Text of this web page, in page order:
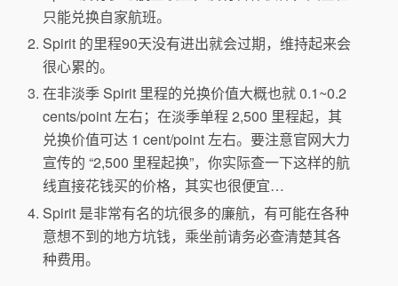
只能兑换自家航班。
Spirit 的里程90天没有进出就会过期，维持起来会
很心累的。
在非淡季 Spirit 里程的兑换价值大概也就 0.1~0.2
cents/point 左右；在淡季单程 2,500 里程起，其
兑换价值可达 1 cent/point 左右。要注意官网大力
宣传的 “2,500 里程起换”，你实际查一下这样的航
线直接花钱买的价格，其实也很便宜…
Spirit 是非常有名的坑很多的廉航，有可能在各种
意想不到的地方坑钱，乘坐前请务必查清楚其各
种费用。